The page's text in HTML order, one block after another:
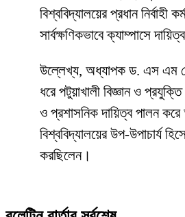
বিশ্ববিদ্যালয়ের প্রধান নির্বাহী
সার্বক্ষণিকভাবে ক্যাম্পাসে
উল্লেখ্য, অধ্যাপক ড. এস এম
ধরে পটুয়াখালী বিজ্ঞান ও
ও প্রশাসনিক দায়িত্ব পালন
বিশ্ববিদ্যালয়ের উপ-উপাচার্য
করছিলেন।